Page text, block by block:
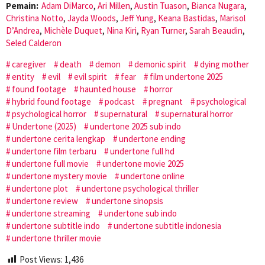
Pemain: Adam DiMarco, Ari Millen, Austin Tuason, Bianca Nugara,
Christina Notto, Jayda Woods, Jeff Yung, Keana Bastidas, Marisol
D’Andrea, Michèle Duquet, Nina Kiri, Ryan Turner, Sarah Beaudin,
Seled Calderon
caregiver
death demon demonic spirit
dying mother
entity
evil evil spirit fear
film undertone 2025
found footage
haunted house
horror
hybrid found footage
podcast pregnant
psychological
psychological horror
supernatural
supernatural horror
Undertone (2025)
undertone 2025 sub indo
undertone cerita lengkap
undertone ending
undertone film terbaru
undertone full hd
undertone full movie
undertone movie 2025
undertone mystery movie
undertone online
undertone plot
undertone psychological thriller
undertone review
undertone sinopsis
undertone streaming
undertone sub indo
undertone subtitle indo
undertone subtitle indonesia
undertone thriller movie
Post Views: 1,436